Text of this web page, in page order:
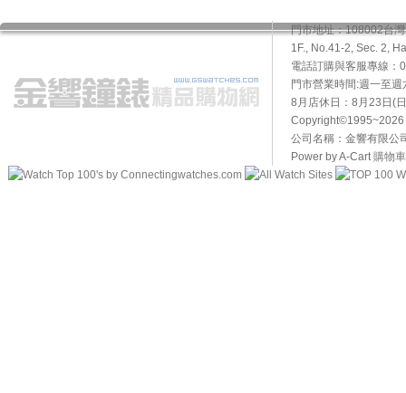
門市地址：108002台
1F., No.41-2, Sec. 2,
電話訂購與客服專線
門市營業時間:週一至
8月店休日：8月23日(
Copyright©1995~2026
公司名稱：金響有限公
Power by A-Cart 購物車